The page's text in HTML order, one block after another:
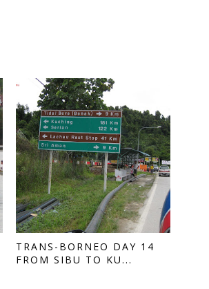
TRANS-BORNEO DAY 14
FROM SIBU TO KU...